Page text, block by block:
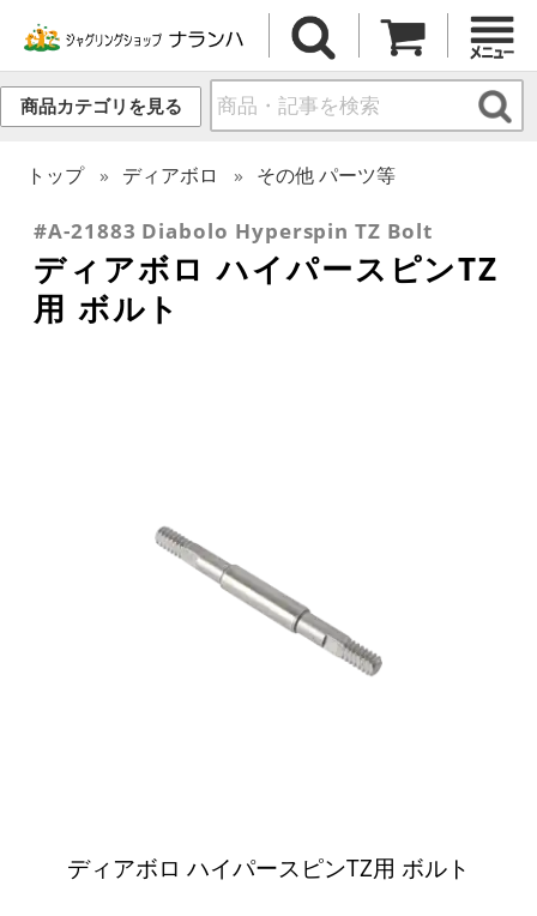
商品カテゴリを見る
トップ ディアボロ その他 パーツ等
#A-21883 Diabolo Hyperspin TZ Bolt
ディアボロ ハイパースピンTZ
用 ボルト
ディアボロ ハイパースピンTZ用 ボルト